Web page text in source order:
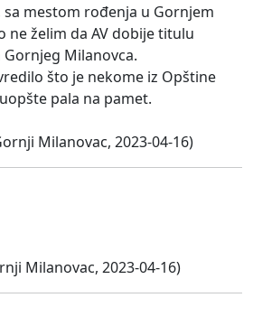
sa mestom rođenja u Gornjem
ne želim da AV dobije titulu
Milanovca.
što je nekome iz Opštine
pala na pamet.
Milanovac, 2023-04-16)
Milanovac, 2023-04-16)